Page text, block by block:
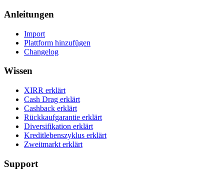
Anleitungen
Import
Plattform hinzufügen
Changelog
Wissen
XIRR erklärt
Cash Drag erklärt
Cashback erklärt
Rückkaufgarantie erklärt
Diversifikation erklärt
Kreditlebenszyklus erklärt
Zweitmarkt erklärt
Support